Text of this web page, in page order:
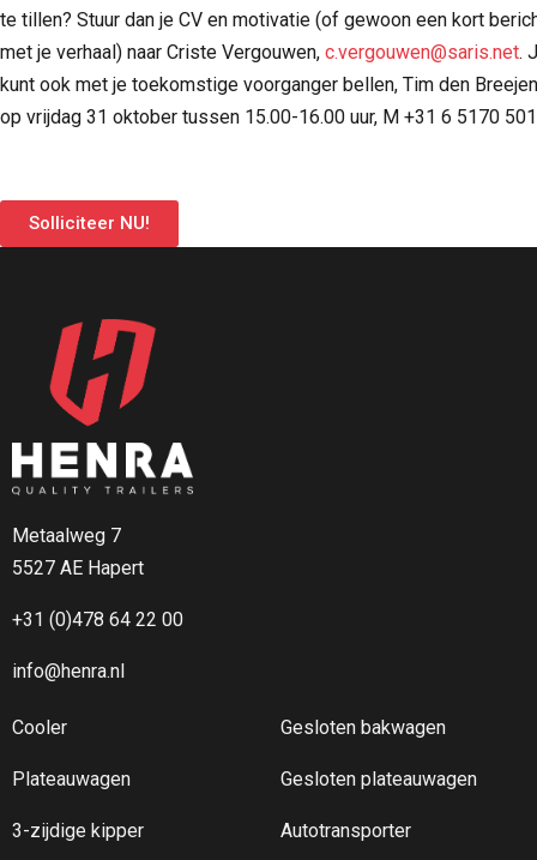
te tillen? Stuur dan je CV en motivatie (of gewoon een kort
met je verhaal) naar Criste Vergouwen, c.vergouwen@saris.net.
kunt ook met je toekomstige voorganger bellen, Tim den
op vrijdag 31 oktober tussen 15.00-16.00 uur, M +31 6 5170
Solliciteer NU!
Metaalweg 7
5527 AE Hapert
+31 (0)478 64 22 00
info@henra.nl
Cooler
Plateauwagen
3-zijdige kipper
Gesloten bakwagen
Gesloten plateauwagen
Autotransporter